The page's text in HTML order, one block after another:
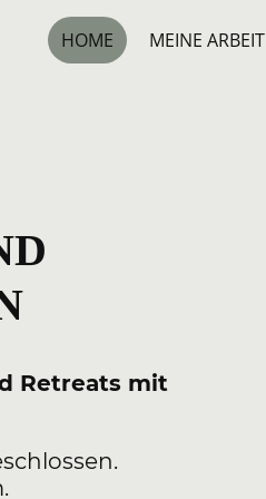
HOME MEINE ARBEIT
Retreats mit